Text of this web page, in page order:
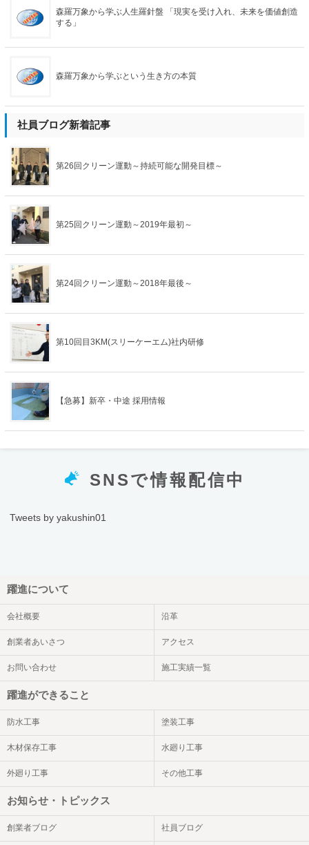
森羅万象から学ぶ人生羅針盤 「現実を受け入れ、未来を価値創造
する」
森羅万象から学ぶという生き方の本質
社員ブログ新着記事
第26回クリーン運動～持続可能な開発目標～
第25回クリーン運動～2019年最初～
第24回クリーン運動～2018年最後～
第10回目3KM(スリーケーエム)社内研修
【急募】新卒・中途 採用情報
SNSで情報配信中
Tweets by yakushin01
躍進について
会社概要 沿革
創業者あいさつ アクセス
お問い合わせ 施工実績一覧
躍進ができること
防水工事 塗装工事
木材保存工事 水廻り工事
外廻り工事 その他工事
お知らせ・トピックス
創業者ブログ 社員ブログ